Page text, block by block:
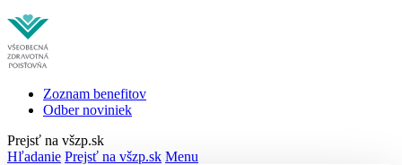
Zoznam benefitov
Odber noviniek
Prejsť na všzp.sk
Hľadanie Prejsť na všzp.sk Menu